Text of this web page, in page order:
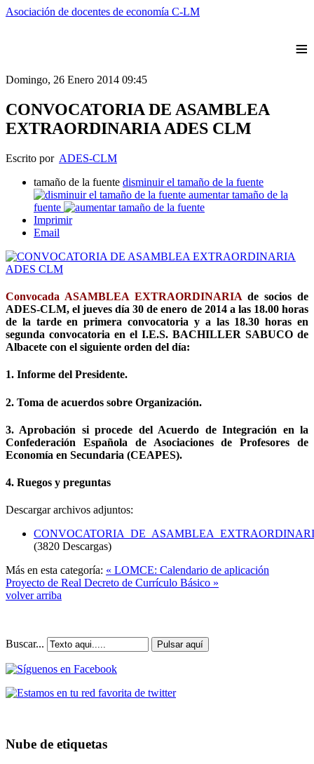
Asociación de docentes de economía C-LM
≡
Domingo, 26 Enero 2014 09:45
CONVOCATORIA DE ASAMBLEA
EXTRAORDINARIA ADES CLM
Escrito por ADES-CLM
tamaño de la fuente disminuir el tamaño de la fuente
aumentar tamaño de la
fuente
Imprimir
Email
Convocada ASAMBLEA EXTRAORDINARIA de socios de
ADES-CLM, el jueves día 30 de enero de 2014 a las 18.00 horas
de la tarde en primera convocatoria y a las 18.30 horas en
segunda convocatoria en el I.E.S. BACHILLER SABUCO de
Albacete con el siguiente orden del día:
1. Informe del Presidente.
2. Toma de acuerdos sobre Organización.
3. Aprobación si procede del Acuerdo de Integración en la
Confederación Española de Asociaciones de Profesores de
Economía en Secundaria (CEAPES).
4. Ruegos y preguntas
Descargar archivos adjuntos:
(3820 Descargas)
Más en esta categoría: « LOMCE: Calendario de aplicación
Proyecto de Real Decreto de Currículo Básico »
volver arriba
Buscar... Pulsar aquí
Nube de etiquetas